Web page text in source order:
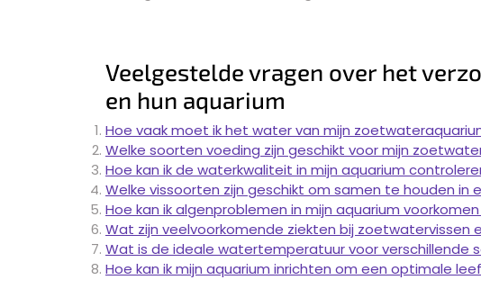
Veelgestelde vragen over het
en hun aquarium
Hoe vaak moet ik het water van mijn
Welke soorten voeding zijn geschikt voor mijn
Hoe kan ik de waterkwaliteit in mijn aquarium
Welke vissoorten zijn geschikt om samen te houden in
Hoe kan ik algenproblemen in mijn aquarium
Wat zijn veelvoorkomende ziekten bij zoetwatervissen
Wat is de ideale watertemperatuur voor verschillende
Hoe kan ik mijn aquarium inrichten om een optimale